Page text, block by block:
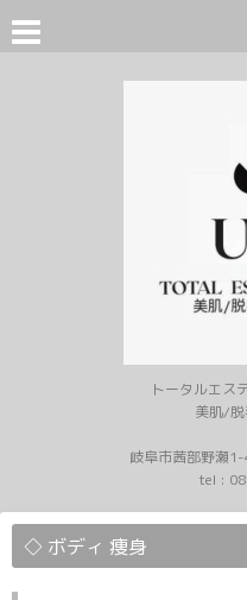
トータルエス
美肌/
岐阜市茜部野瀬
tel :
◇ ボディ 痩身